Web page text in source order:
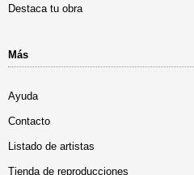
Destaca tu obra
Más
Ayuda
Contacto
Listado de artistas
Tienda de reproducciones